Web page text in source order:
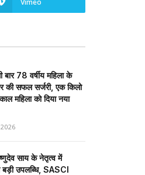
Vimeo
बार 78 वर्षीय महिला के
की सफल सर्जरी, एक किलो
महिला को दिया नया
साय के नेतृत्व में
बड़ी उपलब्धि, SASCI